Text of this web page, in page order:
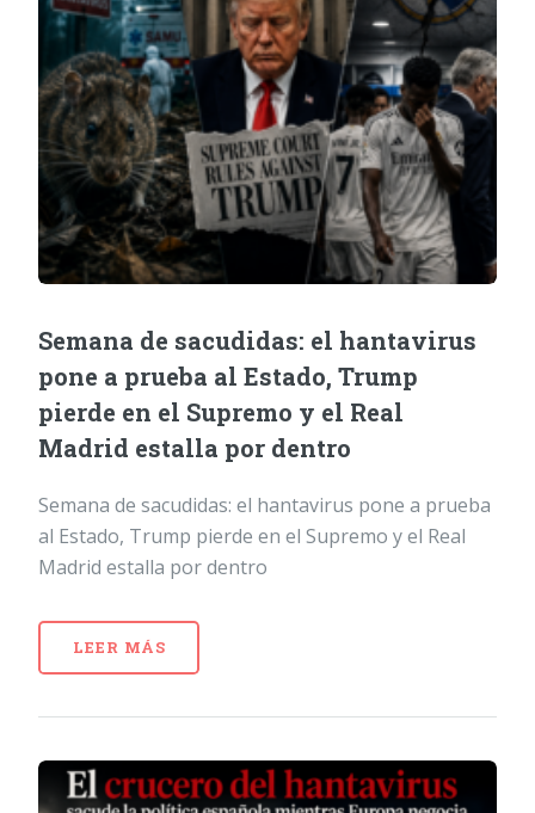
Semana de sacudidas: el hantavirus
pone a prueba al Estado, Trump
pierde en el Supremo y el Real
Madrid estalla por dentro
Semana de sacudidas: el hantavirus pone a prueba
al Estado, Trump pierde en el Supremo y el Real
Madrid estalla por dentro
LEER MÁS